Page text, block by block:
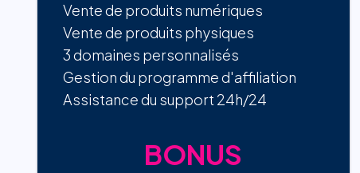
Vente de produits numériques
Vente de produits physiques
3 domaines personnalisés
Gestion du programme d'affiliation
Assistance du support 24h/24
BONUS